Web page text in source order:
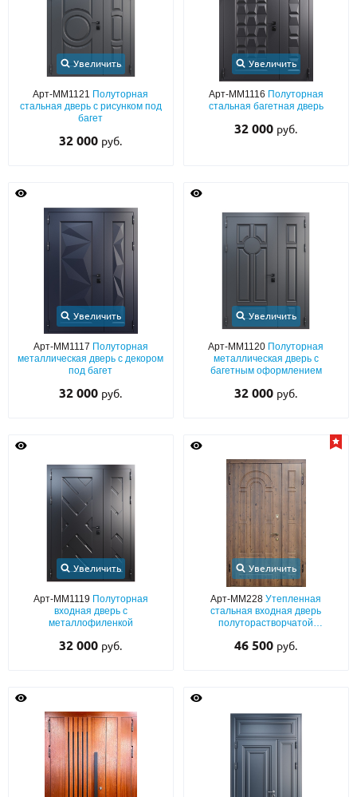
Увеличить
Арт-ММ1121 Полуторная
стальная дверь с рисунком под
багет
32 000 руб.
Увеличить
Арт-ММ1116 Полуторная
стальная багетная дверь
32 000 руб.
Увеличить
Арт-ММ1117 Полуторная
металлическая дверь с декором
под багет
32 000 руб.
Увеличить
Арт-ММ1120 Полуторная
металлическая дверь с
багетным оформлением
32 000 руб.
Увеличить
Арт-ММ1119 Полуторная
входная дверь с
металлофиленкой
32 000 руб.
Увеличить
Арт-ММ228Утепленная
стальная входная дверь
полуторастворчатой
сторон
46 500 руб.